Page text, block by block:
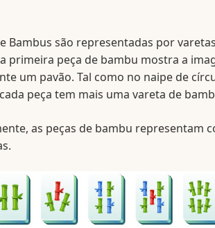
Bambus são representadas por
primeira peça de bambu mostra a
um pavão. Tal como no naipe de
peça tem mais uma vareta de
as peças de bambu representam